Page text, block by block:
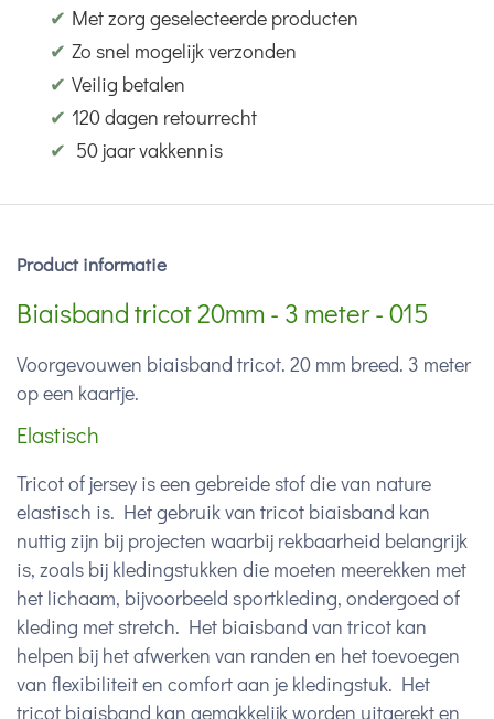
✔ Met zorg geselecteerde producten
✔ Zo snel mogelijk verzonden
✔ Veilig betalen
✔ 120 dagen retourrecht
✔ 50 jaar vakkennis
Product informatie
Biaisband tricot 20mm - 3 meter - 015
Voorgevouwen biaisband tricot. 20 mm breed. 3 meter
op een kaartje.
Elastisch
Tricot of jersey is een gebreide stof die van nature
elastisch is. Het gebruik van tricot biaisband kan
nuttig zijn bij projecten waarbij rekbaarheid belangrijk
is, zoals bij kledingstukken die moeten meerekken met
het lichaam, bijvoorbeeld sportkleding, ondergoed of
kleding met stretch. Het biaisband van tricot kan
helpen bij het afwerken van randen en het toevoegen
van flexibiliteit en comfort aan je kledingstuk. Het
tricot biaisband kan gemakkelijk worden uitgerekt en